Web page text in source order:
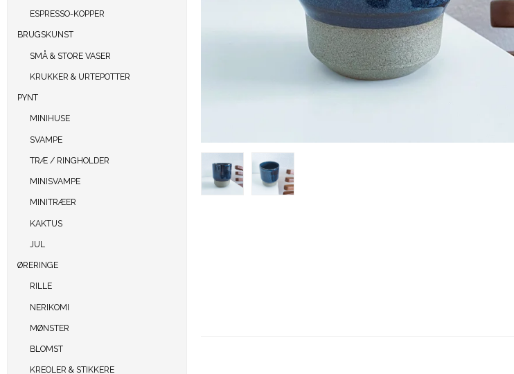
ESPRESSO-KOPPER
BRUGSKUNST
SMÅ & STORE VASER
KRUKKER & URTEPOTTER
PYNT
MINIHUSE
SVAMPE
TRÆ / RINGHOLDER
MINISVAMPE
MINITRÆER
KAKTUS
JUL
ØRERINGE
RILLE
NERIKOMI
MØNSTER
BLOMST
KREOLER & STIKKERE